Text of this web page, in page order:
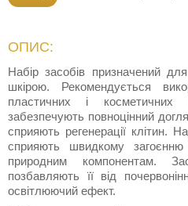
ОПИС:
Набір засобів призначений
шкірою. Рекомендується
пластичних і косметичних
забезпечують повноцінний
сприяють регенерації клітин.
сприяють швидкому
природним компонентам.
позбавляють її від
освітлюючий ефект.